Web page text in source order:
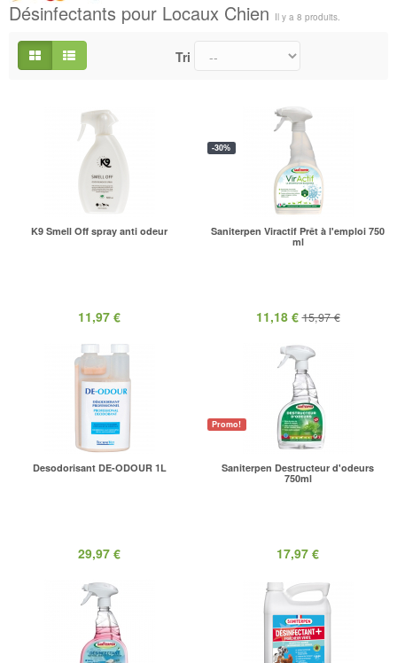
Désinfectants pour Locaux Chien Il y a 8 produits.
Tri
K9 Smell Off spray anti odeur
11,97 €
Saniterpen Viractif Prêt à l'emploi 750
ml
11,18 €15,97 €
-30%
Desodorisant DE-ODOUR 1L
29,97 €
Promo!
Saniterpen Destructeur d'odeurs
750ml
17,97 €